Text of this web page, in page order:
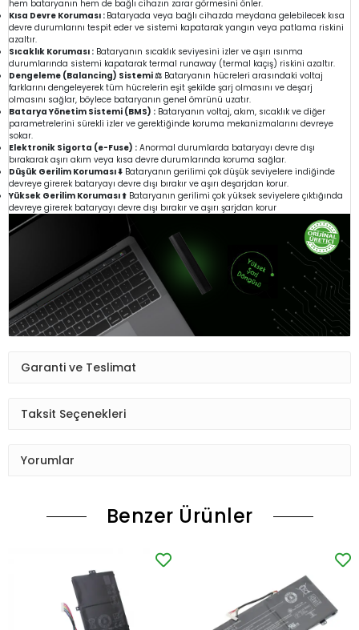
hem bataryanın hem de bağlı cihazın zarar görmesini önler.
Kısa Devre Koruması : Bataryada veya bağlı cihazda meydana gelebilecek kısa
devre durumlarını tespit eder ve sistemi kapatarak yangın veya patlama riskini
azaltır.
Sıcaklık Koruması : Bataryanın sıcaklık seviyesini izler ve aşırı ısınma
durumlarında sistemi kapatarak termal runaway (termal kaçış) riskini azaltır.
Dengeleme (Balancing) Sistemi ⚖️ Bataryanın hücreleri arasındaki voltaj
farklarını dengeleyerek tüm hücrelerin eşit şekilde şarj olmasını ve deşarj
olmasını sağlar, böylece bataryanın genel ömrünü uzatır.
Batarya Yönetim Sistemi (BMS) : Bataryanın voltaj, akım, sıcaklık ve diğer
parametrelerini sürekli izler ve gerektiğinde koruma mekanizmalarını devreye
sokar.
Elektronik Sigorta (e-Fuse) : Anormal durumlarda bataryayı devre dışı
bırakarak aşırı akım veya kısa devre durumlarında koruma sağlar.
Düşük Gerilim Koruması ⬇️ Bataryanın gerilimi çok düşük seviyelere indiğinde
devreye girerek bataryayı devre dışı bırakır ve aşırı deşarjdan korur.
Yüksek Gerilim Koruması ⬆️ Bataryanın gerilimi çok yüksek seviyelere çıktığında
devreye girerek bataryayı devre dışı bırakır ve aşırı şarjdan korur
Garanti ve Teslimat
Taksit Seçenekleri
Yorumlar
Benzer Ürünler